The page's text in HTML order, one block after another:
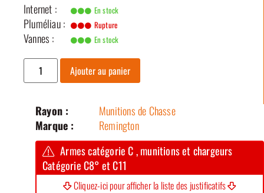
Internet : En stock
Pluméliau : Rupture
Vannes : En stock
Ajouter au panier
Rayon :
Munitions de Chasse
Marque :
Remington
Armes catégorie C , munitions et chargeurs
Catégorie C8° et C11
Cliquez-ici pour afficher la liste des justificatifs